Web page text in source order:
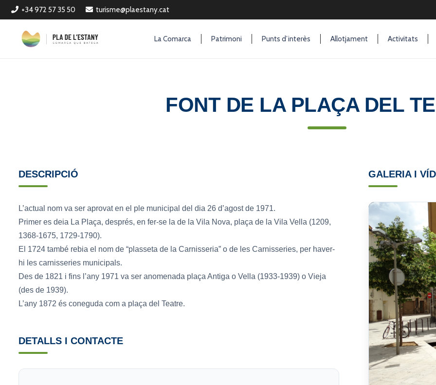
+34 972 57 35 50 turisme@plaestany.cat
La Comarca Patrimoni Punts d’interès Allotjament Activitats
FONT DE LA PLAÇA DEL
DESCRIPCIÓ
L’actual nom va ser aprovat en el ple municipal del dia 26 d’agost de 1971.
Primer es deia La Plaça, després, en fer-se la de la Vila Nova, plaça de la Vila Vella (1209,
1368-1675, 1729-1790).
El 1724 també rebia el nom de “plasseta de la Carnisseria” o de les Carnisseries, per haver-
hi les carnisseries municipals.
Des de 1821 i fins l’any 1971 va ser anomenada plaça Antiga o Vella (1933-1939) o Vieja
(des de 1939).
L’any 1872 és coneguda com a plaça del Teatre.
DETALLS I CONTACTE
GALERIA I